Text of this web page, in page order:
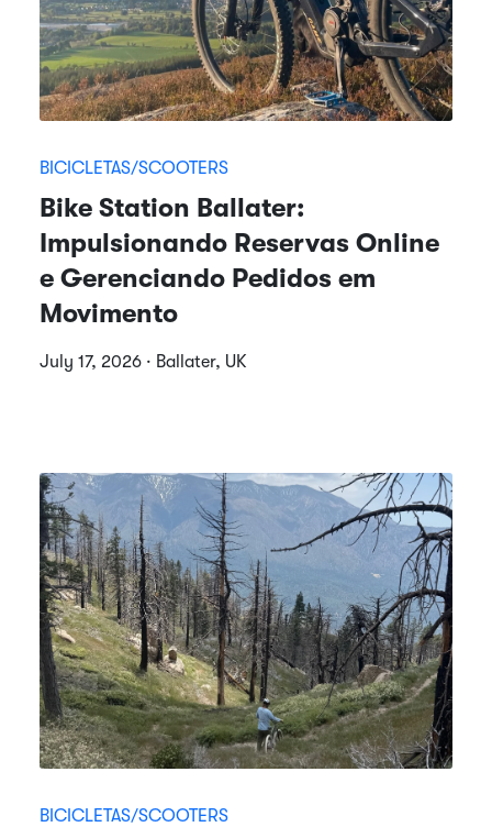
BICICLETAS/SCOOTERS
Bike Station Ballater:
Impulsionando Reservas Online
e Gerenciando Pedidos em
Movimento
July 17, 2026 · Ballater, UK
BICICLETAS/SCOOTERS